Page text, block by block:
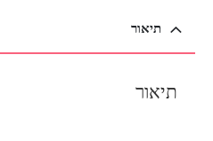
תיאור
תיאור